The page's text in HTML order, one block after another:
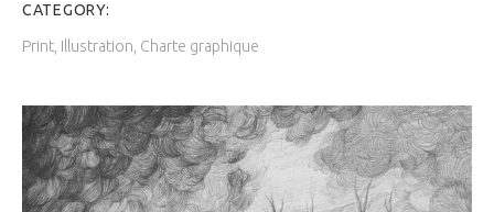
CATEGORY:
Print, Illustration, Charte graphique